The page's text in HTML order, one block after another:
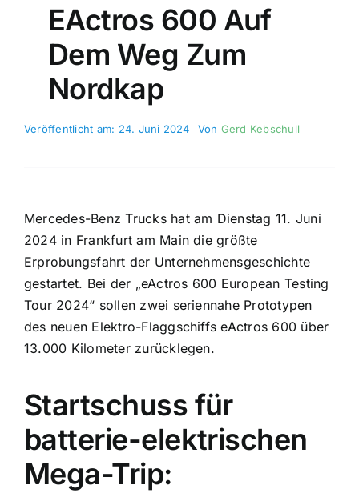
EActros 600 Auf
Dem Weg Zum
Nordkap
Veröffentlicht am: 24. Juni 2024 Von Gerd Kebschull
Mercedes-Benz Trucks hat am Dienstag 11. Juni
2024 in Frankfurt am Main die größte
Erprobungsfahrt der Unternehmensgeschichte
gestartet. Bei der „eActros 600 European Testing
Tour 2024“ sollen zwei seriennahe Prototypen
des neuen Elektro-Flaggschiffs eActros 600 über
13.000 Kilometer zurücklegen.
Startschuss für
batterie-elektrischen
Mega-Trip: